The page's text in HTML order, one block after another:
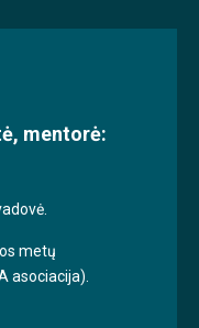
mentorė:
metų
asociacija).